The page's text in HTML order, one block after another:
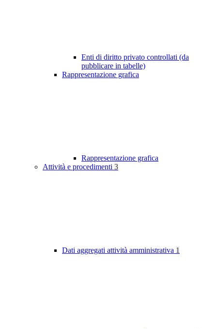
Enti di diritto privato controllati (da
pubblicare in tabelle)
Rappresentazione grafica
Rappresentazione grafica
Attività e procedimenti 3
Dati aggregati attività amministrativa 1